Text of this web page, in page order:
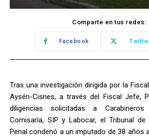
Comparte en tus redes:
Facebook
Tras una investigación dirigida por la
Aysén-Cisnes, a través del Fiscal Jefe,
diligencias solicitadas a
Comisaría, SIP y Labocar, el Tribunal
Penal condenó a un imputado de 38 años